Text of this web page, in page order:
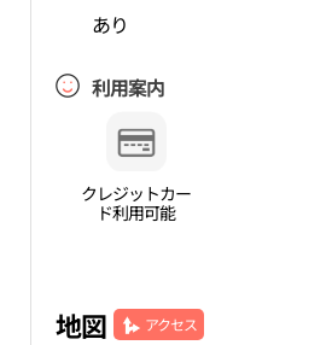
あり
利用案内
クレジットカー
ド利用可能
地図 アクセス